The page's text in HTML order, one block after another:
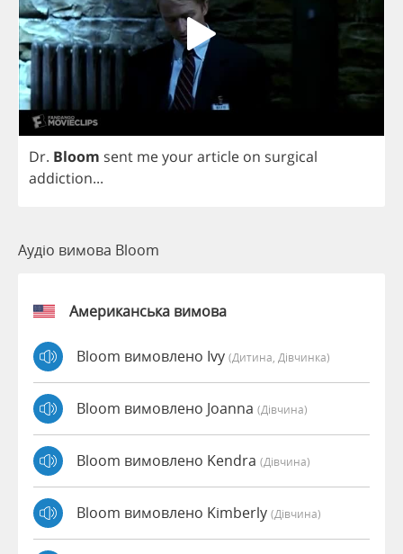
Dr. Bloom sent meyourarticle on surgical
addiction...
Аудіо вимова Bloom
Американська вимова
Bloom вимовлено Ivy (дитина, Дівчинка)
Bloom вимовлено Joanna (дівчина)
Bloom вимовлено Kendra (дівчина)
Bloom вимовлено Kimberly (дівчина)